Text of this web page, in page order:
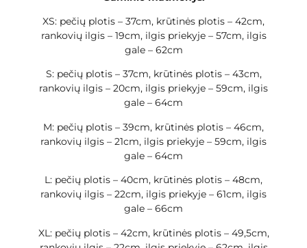
XS: pečių plotis – 37cm, krūtinės plotis – 42cm,
rankovių ilgis – 19cm, ilgis priekyje – 57cm, ilgis
gale – 62cm
S: pečių plotis – 37cm, krūtinės plotis – 43cm,
rankovių ilgis – 20cm, ilgis priekyje – 59cm, ilgis
gale – 64cm
M: pečių plotis – 39cm, krūtinės plotis – 46cm,
rankovių ilgis – 21cm, ilgis priekyje – 59cm, ilgis
gale – 64cm
L: pečių plotis – 40cm, krūtinės plotis – 48cm,
rankovių ilgis – 22cm, ilgis priekyje – 61cm, ilgis
gale – 66cm
XL: pečių plotis – 42cm, krūtinės plotis – 49,5cm,